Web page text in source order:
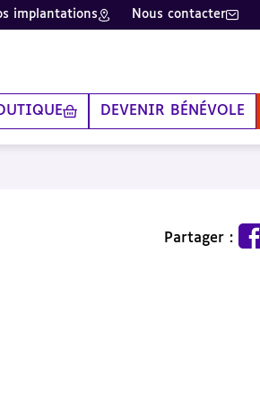
implantations Nous contacter
DEVENIR BÉNÉVOLE
Partager :